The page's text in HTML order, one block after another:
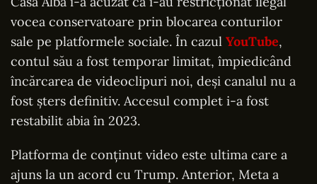
vocea conservatoare prin blocarea conturilor
sale pe platformele sociale. În cazul YouTube,
contul său a fost temporar limitat, împiedicând
încărcarea de videoclipuri noi, deși canalul nu a
fost șters definitiv. Accesul complet i-a fost
restabilit abia în 2023.
Platforma de conținut video este ultima care a
ajuns la un acord cu Trump. Anterior, Meta a